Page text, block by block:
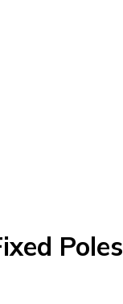
Poles